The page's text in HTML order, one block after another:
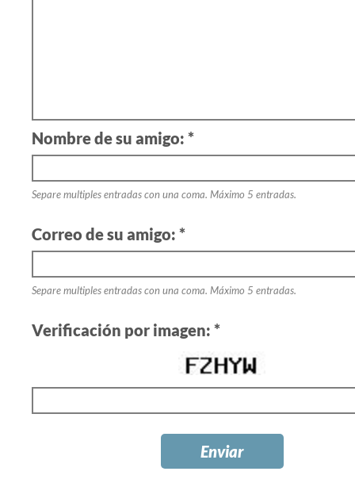
Nombre de su amigo: *
Separe multiples entradas con una coma. Máximo 5 entradas.
Correo de su amigo: *
Separe multiples entradas con una coma. Máximo 5 entradas.
Verificación por imagen: *